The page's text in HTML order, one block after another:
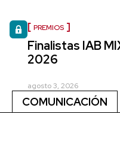
PREMIOS
Finalistas IAB
2026
agosto 3, 2026
COMUNICACIÓN